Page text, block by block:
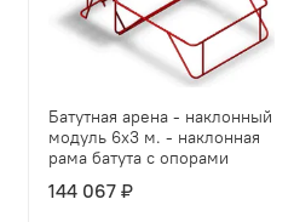
Батутная арена - наклонный
модуль 6х3 м. - наклонная
рама батута с опорами
144 067 ₽